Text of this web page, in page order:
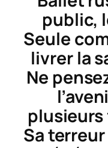
public,
Seule
livrer la
Ne
plusieurs
Sa